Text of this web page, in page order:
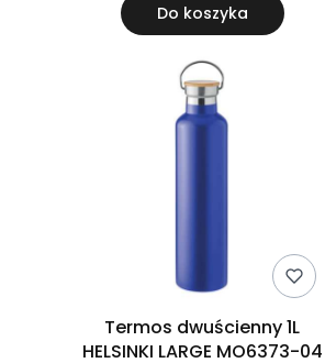
Do koszyka
Termos dwuścienny 1L
HELSINKI LARGE MO6373-04